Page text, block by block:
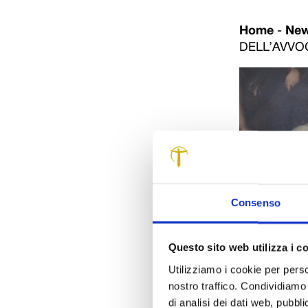
Consenso
Questo sito web utilizza i
Utilizziamo i cookie per
nostro traffico.
di analisi dei dati web,
Home -